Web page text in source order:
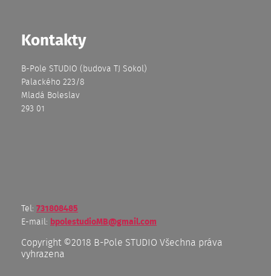
Kontakty
B-Pole STUDIO (budova TJ Sokol)
Palackého 223/8
Mladá Boleslav
293 01
Tel: 731808485
E-mail: bpolestudioMB@gmail.com
Copyright ©2018 B-Pole STUDIO Všechna práva
vyhrazena